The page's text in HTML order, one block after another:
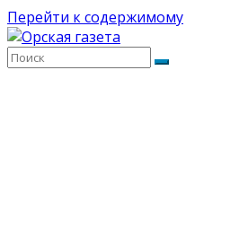
Перейти к содержимому